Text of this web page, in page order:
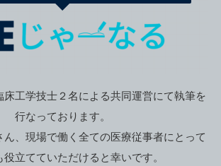
床工学技士２名による共同運営にて執筆を
行なっております。
ん、現場で働く全ての医療従事者にとって
役立てていただけると幸いです。